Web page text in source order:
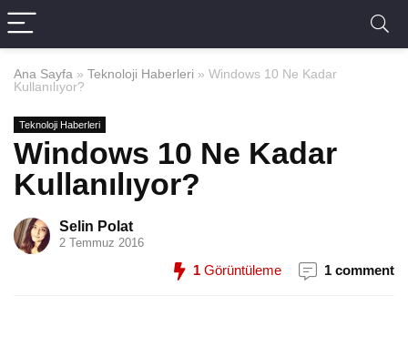
Ana Sayfa » Teknoloji Haberleri » Windows 10 Ne Kadar
Kullanılıyor?
Teknoloji Haberleri
Windows 10 Ne Kadar
Kullanılıyor?
Selin Polat
2 Temmuz 2016
1 Görüntüleme 1 comment